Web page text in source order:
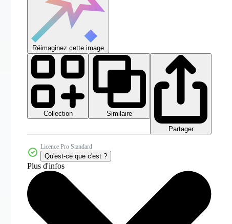
Réimaginez cette image
Collection
Similaire
Partager
Licence Pro Standard
Qu'est-ce que c'est ?
Plus d'infos